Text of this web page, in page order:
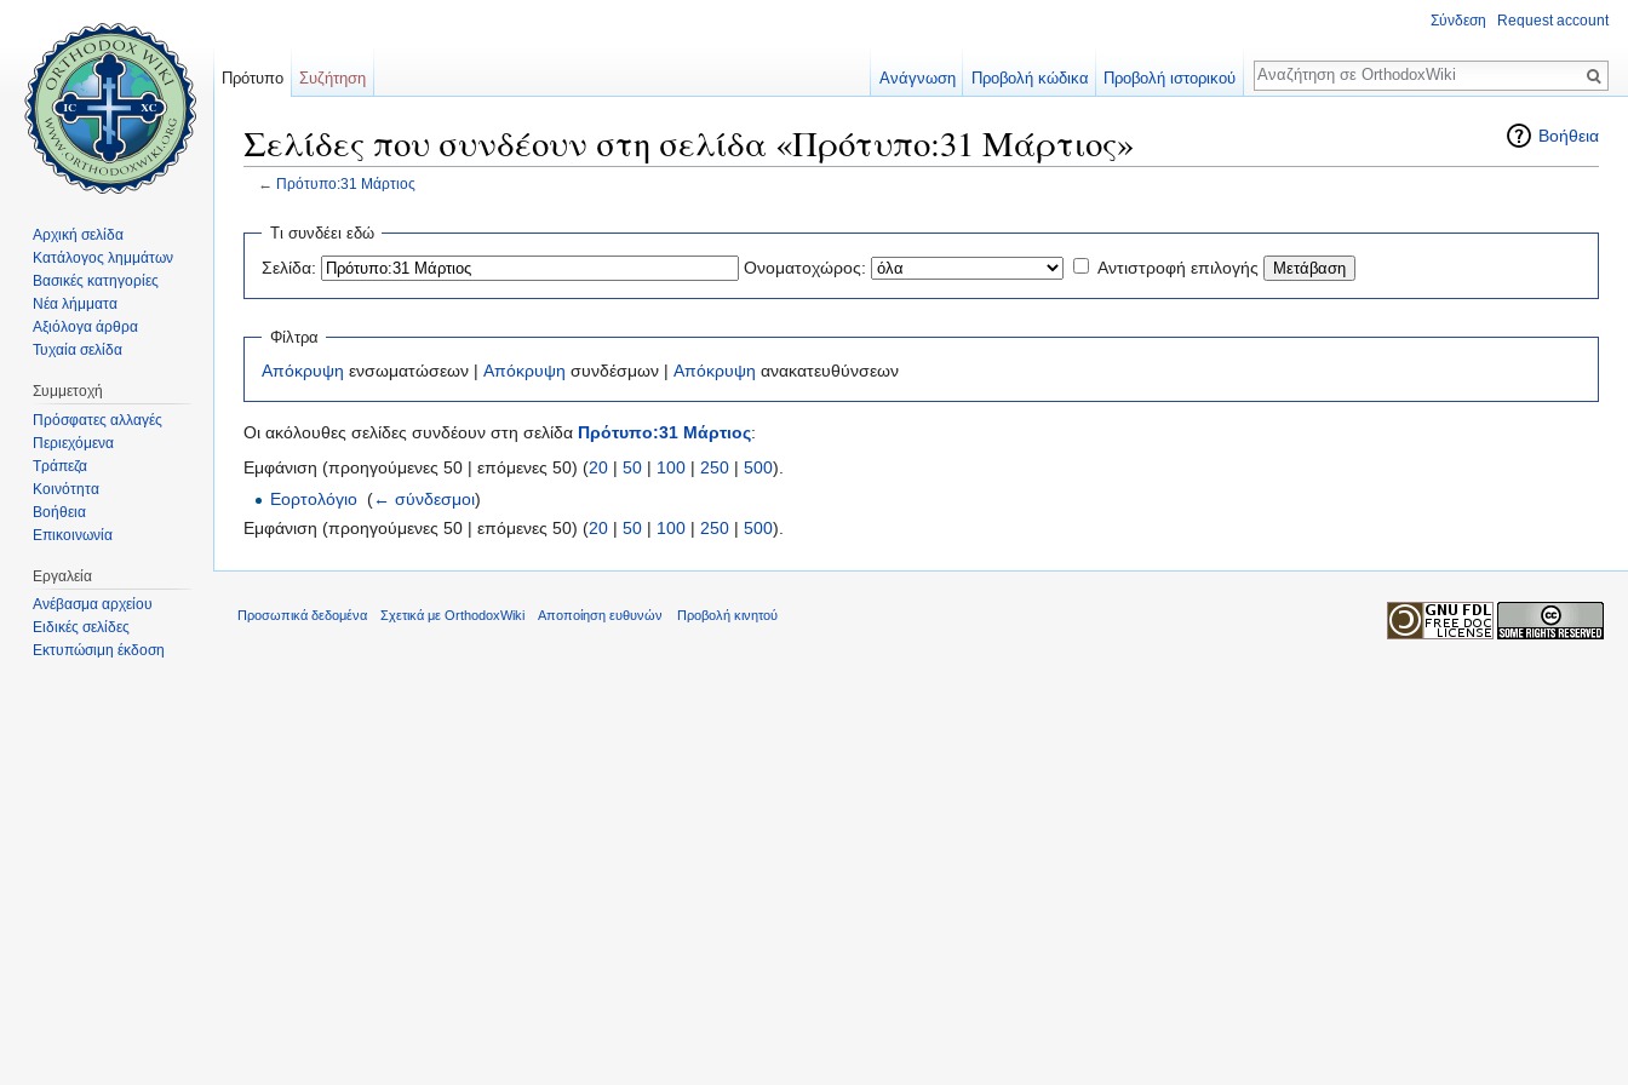
Βοήθεια
Σελίδες που συνδέουν στη σελίδα «Πρότυπο:31 Μάρτιος»
← Πρότυπο:31 Μάρτιος
Τι συνδέει εδώ
Σελίδα: Ονοματοχώρος: Αντιστροφή επιλογής
Φίλτρα
Απόκρυψη ενσωματώσεων | Απόκρυψη συνδέσμων | Απόκρυψη ανακατευθύνσεων
Οι ακόλουθες σελίδες συνδέουν στη σελίδα Πρότυπο:31 Μάρτιος:
Εμφάνιση (προηγούμενες 50 | επόμενες 50) (20 | 50 | 100 | 250 | 500).
Εορτολόγιο ‎(← σύνδεσμοι)
Εμφάνιση (προηγούμενες 50 | επόμενες 50) (20 | 50 | 100 | 250 | 500).
Σύνδεση Request account
Πρότυπο Συζήτηση Ανάγνωση Προβολή κώδικα Προβολή ιστορικού
Αναζήτηση
Αρχική σελίδα
Κατάλογος λημμάτων
Βασικές κατηγορίες
Νέα λήμματα
Αξιόλογα άρθρα
Τυχαία σελίδα
Συμμετοχή
Πρόσφατες αλλαγές
Περιεχόμενα
Τράπεζα
Κοινότητα
Βοήθεια
Επικοινωνία
Εργαλεία
Ανέβασμα αρχείου
Ειδικές σελίδες
Εκτυπώσιμη έκδοση
Προσωπικά δεδομένα Σχετικά με OrthodoxWiki Αποποίηση ευθυνών Προβολή κινητού